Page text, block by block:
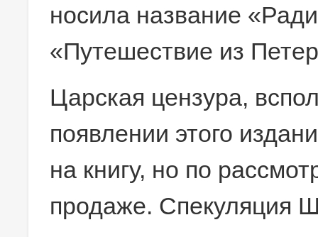
носила название
«Путешествие из
Царская цензура,
появлении этого
на книгу, но по
продаже. Спекуляция